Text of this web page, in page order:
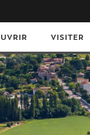
VISITER